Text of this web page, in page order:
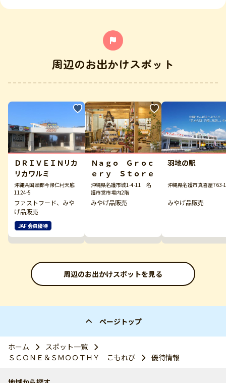
周辺のお出かけスポット
ＤＲＩＶＥＩＮリカ
リカワルミ
沖縄県国頭郡今帰仁村天底
1124-5
ファストフード、みや
げ品販売
JAF 会員優待
Ｎａｇｏ Ｇｒｏｃ
ｅｒｙ Ｓｔｏｒｅ
沖縄県名護市城1-4-11 名
護市営市場内2階
みやげ品販売
羽地の駅
沖縄県名護市真喜屋763-1
みやげ品販売
周辺のお出かけスポットを見る
ページトップ
ホーム
スポット一覧
ＳＣＯＮＥ＆ＳＭＯＯＴＨＹ こもれび
優待情報